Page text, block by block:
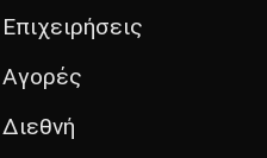
Επιχειρήσεις
Αγορές
Διεθνή